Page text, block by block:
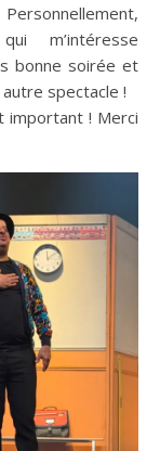
m’intéresse
bonne soirée et
spectacle !
important ! Merci